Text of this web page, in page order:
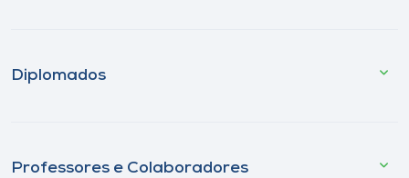
Diplomados
Professores e Colaboradores